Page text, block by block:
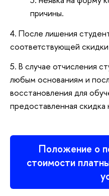
причины.
4. После лишения
соответствующей
5. В случае отчисления
любым основаниям и
восстановления для
предоставленная скидка
Положение о
стоимости